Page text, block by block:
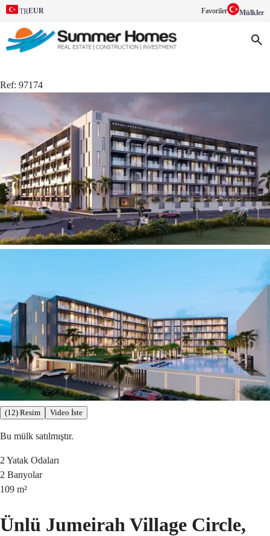
TREUR Favoriler Mülkler
Ref: 97174
(12) Resim Video İste
Bu mülk satılmıştır.
2 Yatak Odaları
2 Banyolar
109 m²
Ünlü Jumeirah Village Circle,